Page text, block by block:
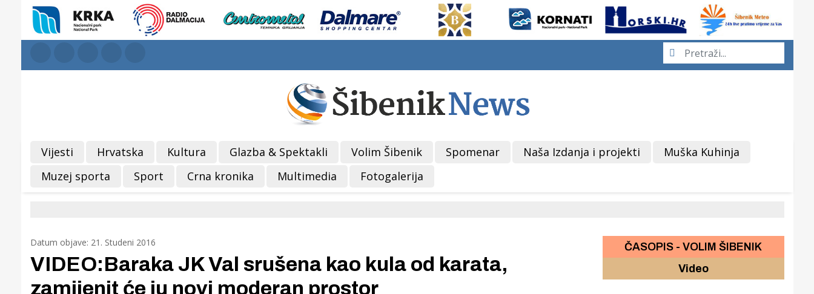
Vijesti Hrvatska Kultura Glazba & Spektakli Volim Šibenik Spomenar Naša Izdanja i projekti
Muška Kuhinja
Muzej sporta
Sport Crna kronika Multimedia Fotogalerija
Datum objave: 21. Studeni 2016
VIDEO:Baraka JK Val srušena kao kula od karata,
zamijenit će ju novi moderan prostor
ČASOPIS - VOLIM ŠIBENIK
Video